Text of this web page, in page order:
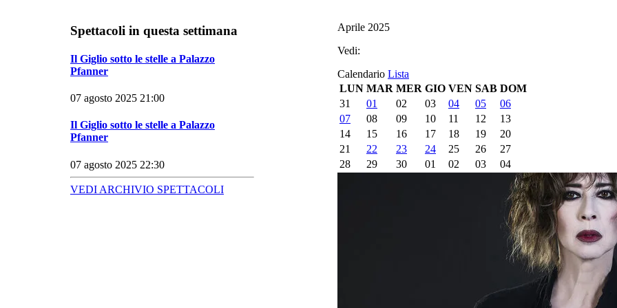
Spettacoli in questa settimana
Il Giglio sotto le stelle a Palazzo
Pfanner
07 agosto 2025 21:00
Il Giglio sotto le stelle a Palazzo
Pfanner
07 agosto 2025 22:30
VEDI ARCHIVIO SPETTACOLI
Aprile 2025
Vedi:
Calendario Lista
LUN MAR MER GIO VEN SAB DOM
31
01 02 03 04 05
06
07
08 09 10 11 12
13
14
15 16 17 18 19
20
21
22 23 24 25 26
27
28
29 30 01 02 03 04